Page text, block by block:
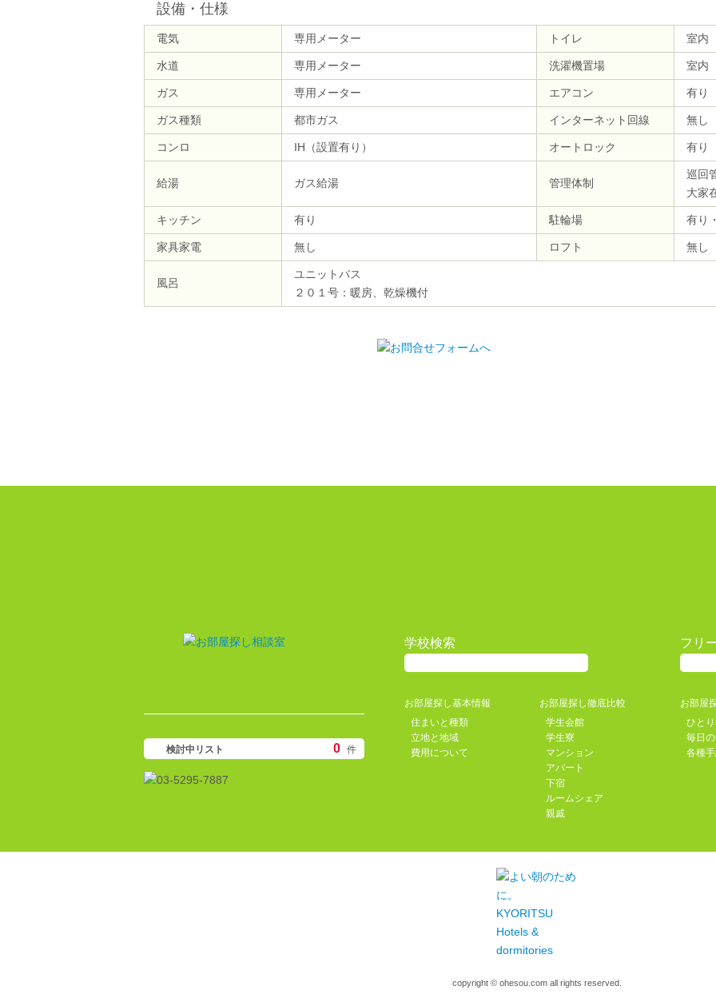
設備・仕様
電気 専用メーター トイレ 室内
水道 専用メーター 洗濯機置場 室内
ガス 専用メーター エアコン 有り
ガス種類 都市ガス インターネット回線 無し
コンロ IH（設置有り） オートロック 有り
給湯 ガス給湯 管理体制
巡回
大家
キッチン 有り 駐輪場 有り
家具家電 無し ロフト 無し
風呂
ユニットバス
２０１号：暖房、乾燥機付
検討中リスト 0 件
学校検索 フリ
お部屋探し基本情報
住まいと種類
立地と地域
費用について
お部屋探し徹底比較
学生会館
学生寮
マンション
アパート
下宿
ルームシェア
親戚
お部屋
ひと
毎日
各種
copyright © ohesou.com all rights reserved.